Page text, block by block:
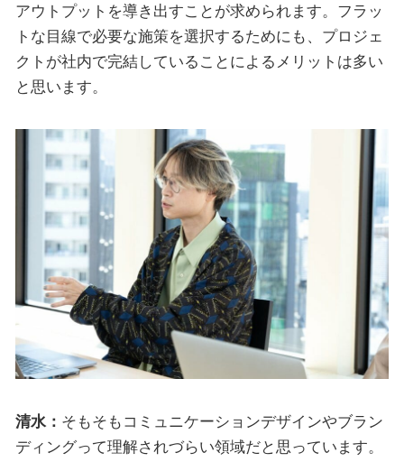
アウトプットを導き出すことが求められます。フラッ
トな目線で必要な施策を選択するためにも、プロジェ
クトが社内で完結していることによるメリットは多い
と思います。
清水： そもそもコミュニケーションデザインやブラン
ディングって理解されづらい領域だと思っています。